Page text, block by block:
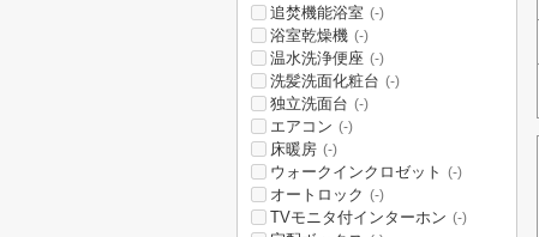
追焚機能浴室 (-)
浴室乾燥機 (-)
温水洗浄便座 (-)
洗髪洗面化粧台 (-)
独立洗面台 (-)
エアコン (-)
床暖房 (-)
ウォークインクロゼット (-)
オートロック (-)
TVモニタ付インターホン (-)